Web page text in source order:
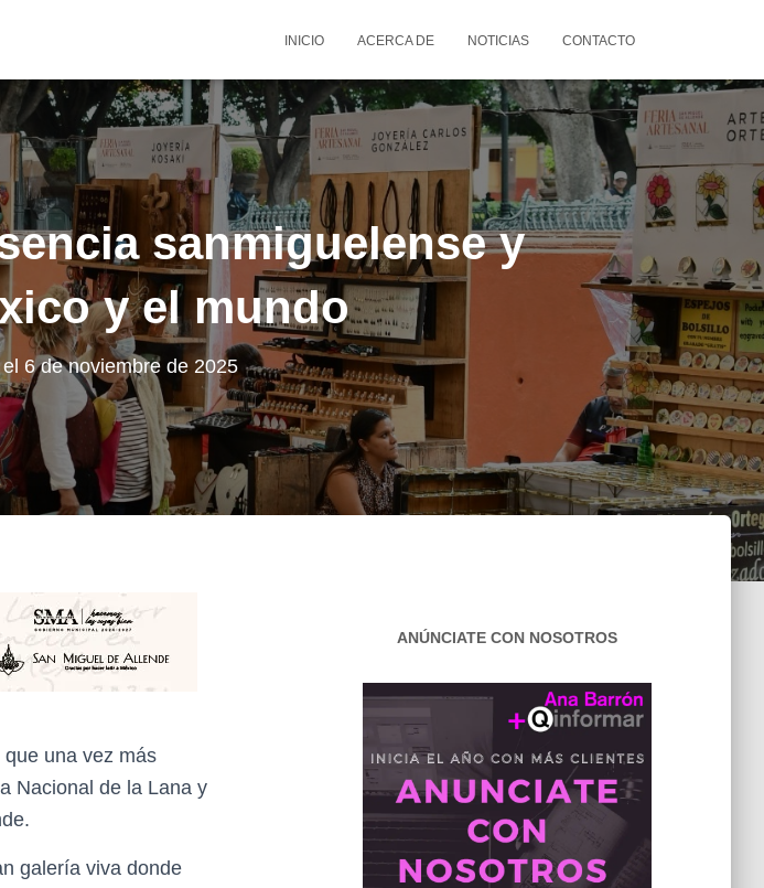
INICIO ACERCA DE NOTICIAS CONTACTO
sanmiguelense y
y el mundo
6 de noviembre de 2025
una vez más
Nacional de la Lana y
galería viva donde
ANÚNCIATE CON NOSOTROS